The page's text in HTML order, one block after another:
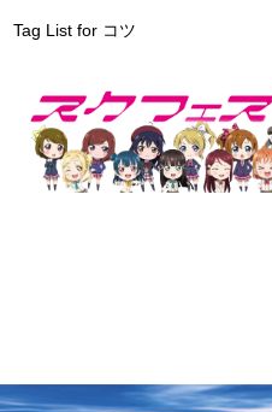
Tag List for コツ